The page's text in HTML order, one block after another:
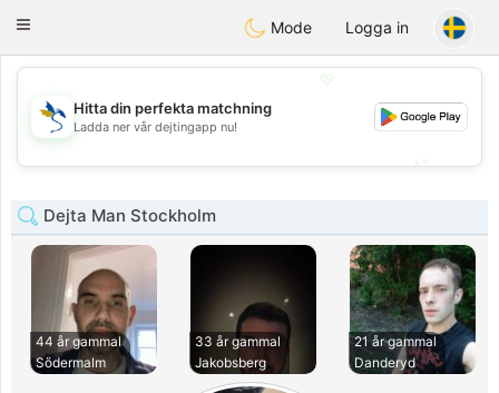
SvenskaDating
Toggle
Mode Logga in
💖
💕
Hitta din perfekta matchning
Ladda ner vår dejtingapp nu!
Dejta Man Stockholm
44 år gammal
Södermalm
33 år gammal
Jakobsberg
21 år gammal
Danderyd